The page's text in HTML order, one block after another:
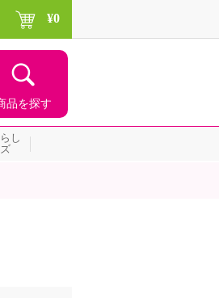
品を探す
¥0
し